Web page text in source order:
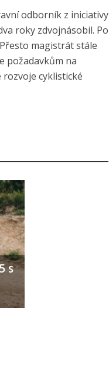
odborník z iniciativy
roky zdvojnásobil. Po
magistrát stále
požadavkům na
cyklistické
s